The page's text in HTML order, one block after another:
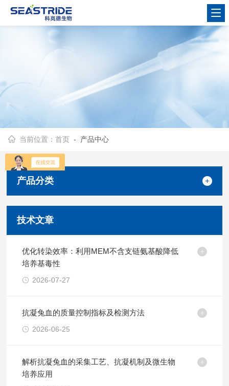
当前位置：首页 - 产品中心
产品分类
技术文章
优化转染效率：利用MEM不含支链氨基酸降低
培养基毒性
2026-07-27
抗凝兔血的质量控制指标及检测方法
2026-06-25
解析抗凝兔血的采集工艺、抗凝机制及微生物
培养应用